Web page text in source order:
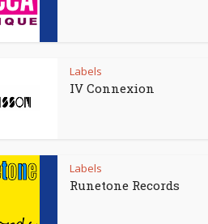
Labels
IV Connexion
Labels
Runetone Records